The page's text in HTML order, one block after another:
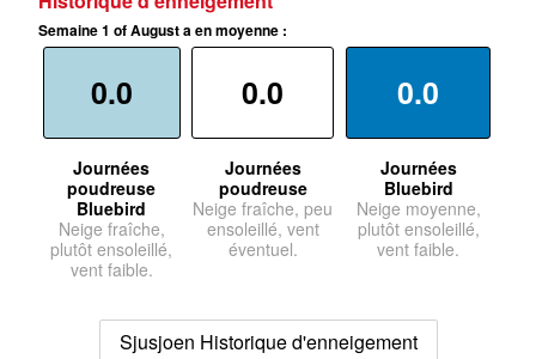
Semaine 1 of August a en moyenne :
0.0
Journées
poudreuse
Bluebird
Neige fraîche,
plutôt ensoleillé,
vent faible.
0.0
Journées
poudreuse
Neige fraîche, peu
ensoleillé, vent
éventuel.
0.0
Journées
Bluebird
Neige moyenne,
plutôt ensoleillé,
vent faible.
Sjusjoen Historique d'enneigement